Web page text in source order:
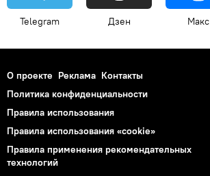
Telegram Дзен Макс
О проекте Реклама Контакты
Политика конфиденциальности
Правила использования
Правила использования «cookie»
Правила применения рекомендательных
технологий